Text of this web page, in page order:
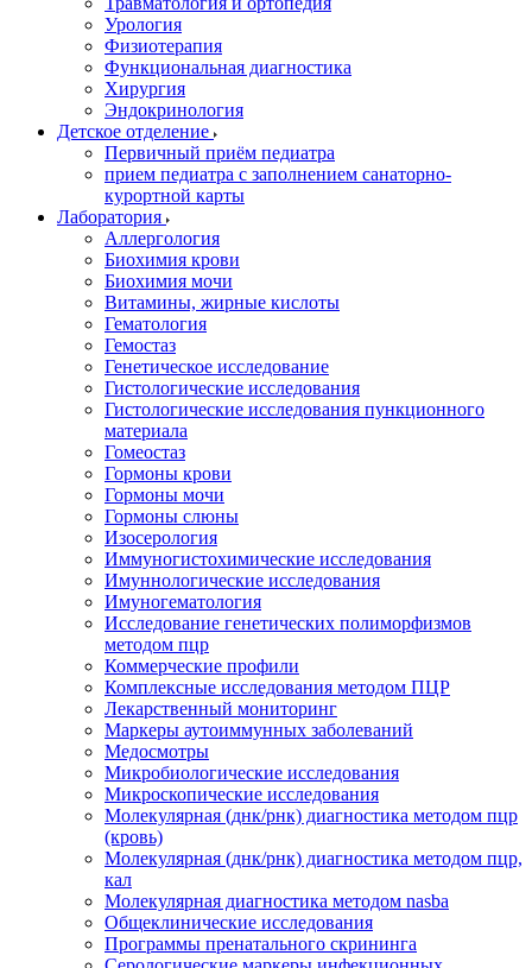
Урология
Физиотерапия
Функциональная диагностика
Хирургия
Эндокринология
Детское отделение
Первичный приём педиатра
прием педиатра с заполнением санаторно-
курортной карты
Лаборатория
Аллергология
Биохимия крови
Биохимия мочи
Витамины, жирные кислоты
Гематология
Гемостаз
Генетическое исследование
Гистологические исследования
Гистологические исследования пункционного
материала
Гомеостаз
Гормоны крови
Гормоны мочи
Гормоны слюны
Изосерология
Иммуногистохимические исследования
Имуннологические исследования
Имуногематология
Исследование генетических полиморфизмов
методом пцр
Коммерческие профили
Комплексные исследования методом ПЦР
Лекарственный мониторинг
Маркеры аутоиммунных заболеваний
Медосмотры
Микробиологические исследования
Микроскопические исследования
Молекулярная (днк/рнк) диагностика методом пцр
(кровь)
Молекулярная (днк/рнк) диагностика методом пцр,
кал
Молекулярная диагностика методом nasba
Общеклинические исследования
Программы пренатального скрининга